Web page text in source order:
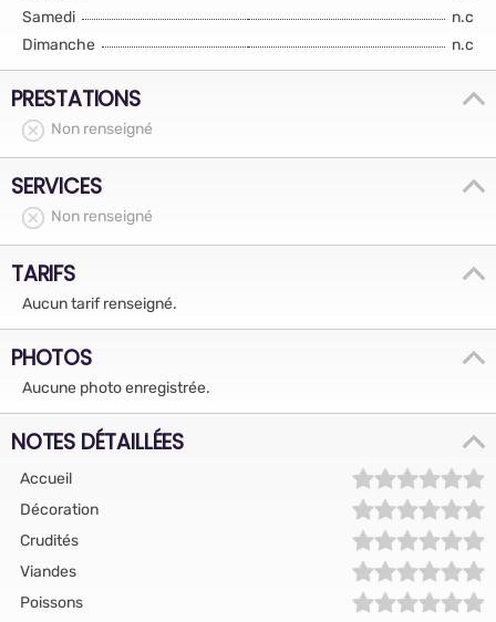
Samedi
n.c
Dimanche
n.c
PRESTATIONS
Non renseigné
SERVICES
Non renseigné
TARIFS
Aucun tarif renseigné.
PHOTOS
Aucune photo enregistrée.
NOTES DÉTAILLÉES
Accueil
Décoration
Crudités
Viandes
Poissons